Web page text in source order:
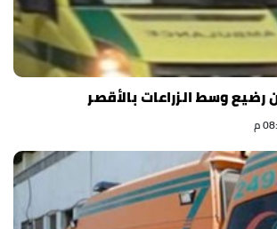
رضيع وسط الزراعات بالأقصر